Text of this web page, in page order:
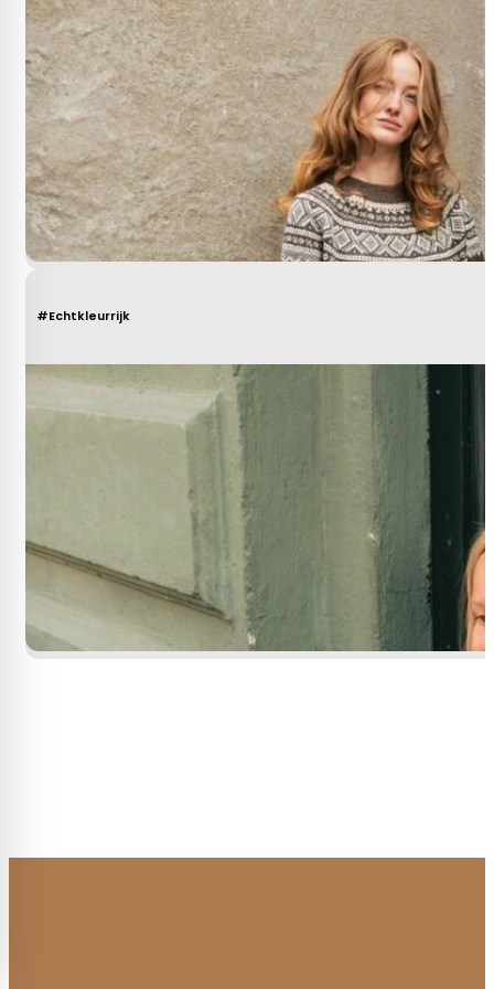
#Echtkleurrijk